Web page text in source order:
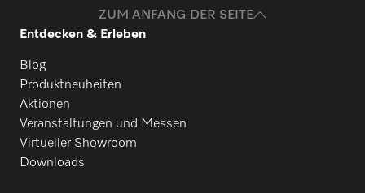
ZUM ANFANG DER SEITE
Entdecken & Erleben
Blog
Produktneuheiten
Aktionen
Veranstaltungen und Messen
Virtueller Showroom
Downloads